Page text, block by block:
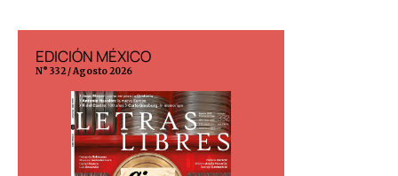
EDICIÓN MÉXICO
N° 332 / Agosto 2026